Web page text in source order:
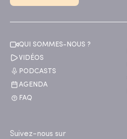
QUI SOMMES-NOUS ?
VIDÉOS
PODCASTS
AGENDA
FAQ
Suivez-nous sur